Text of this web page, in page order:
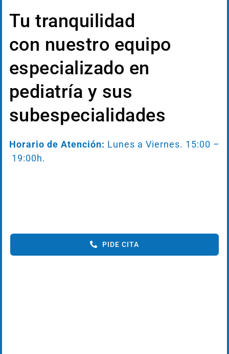
Tu tranquilidad
con nuestro equipo
especializado en
pediatría y sus
subespecialidades
Horario de Atención: Lunes a Viernes. 15:00 –
19:00h.
PIDE CITA